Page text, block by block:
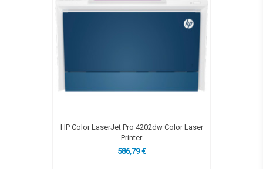
HP Color LaserJet Pro 4202dw Color Laser
Printer
586,79 €